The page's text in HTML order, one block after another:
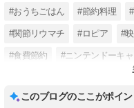
#おうちごはん #節約料理
#関節リウマチ #ロピア #
#食費節約 #ニンテンドーキ
このブログのここがポイン